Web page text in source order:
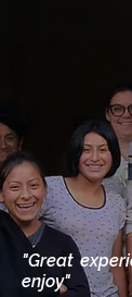
"Great
enjoy"